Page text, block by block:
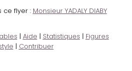
ce flyer : Monsieur YADALY DIABY
| Aide | Statistiques | Figures
| Contribuer